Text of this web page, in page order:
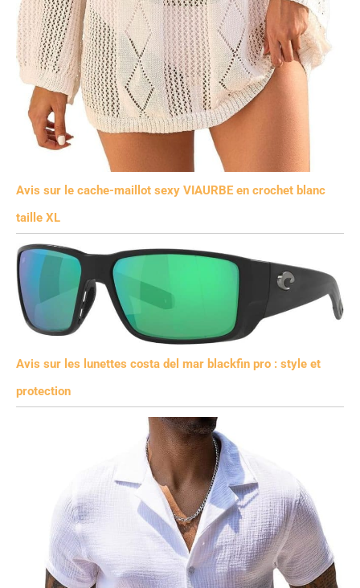
Avis sur le cache-maillot sexy VIAURBE en crochet blanc
taille XL
Avis sur les lunettes costa del mar blackfin pro : style et
protection